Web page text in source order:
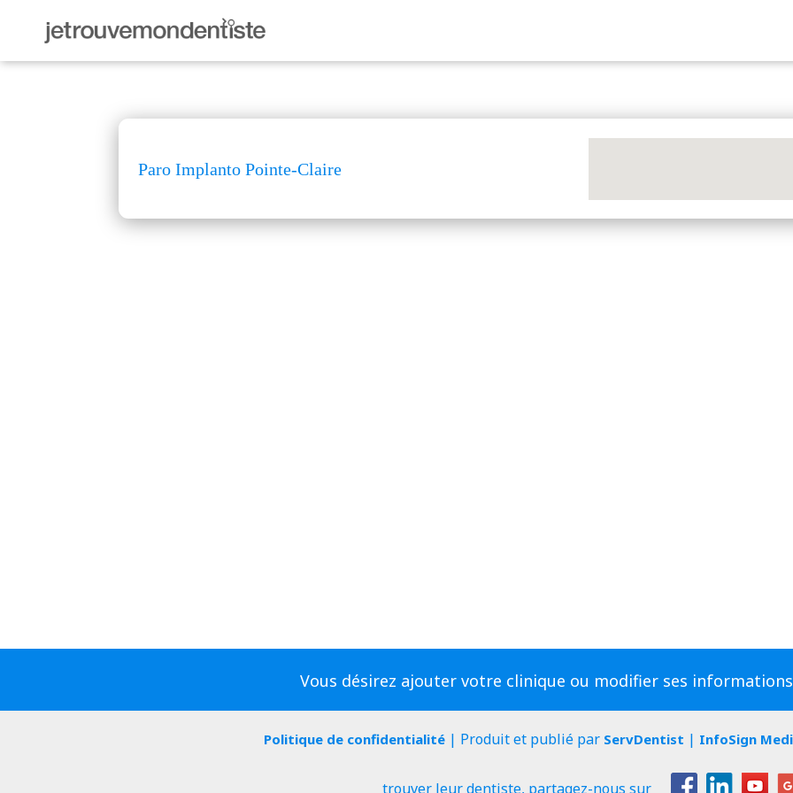
Paro Implanto Pointe-Claire
Vous désirez ajouter votre clinique ou modifier ses
Politique de confidentialité | Produit et publié par ServDentist | InfoSign
trouver leur dentiste, partagez-nous sur